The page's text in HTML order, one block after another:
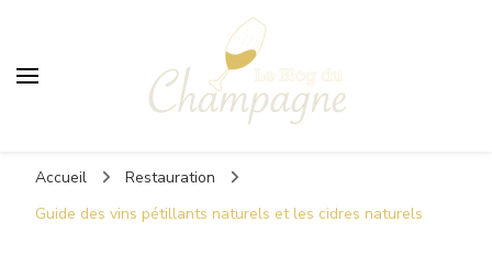
Accueil
Restauration
Guide des vins pétillants naturels et les cidres naturels